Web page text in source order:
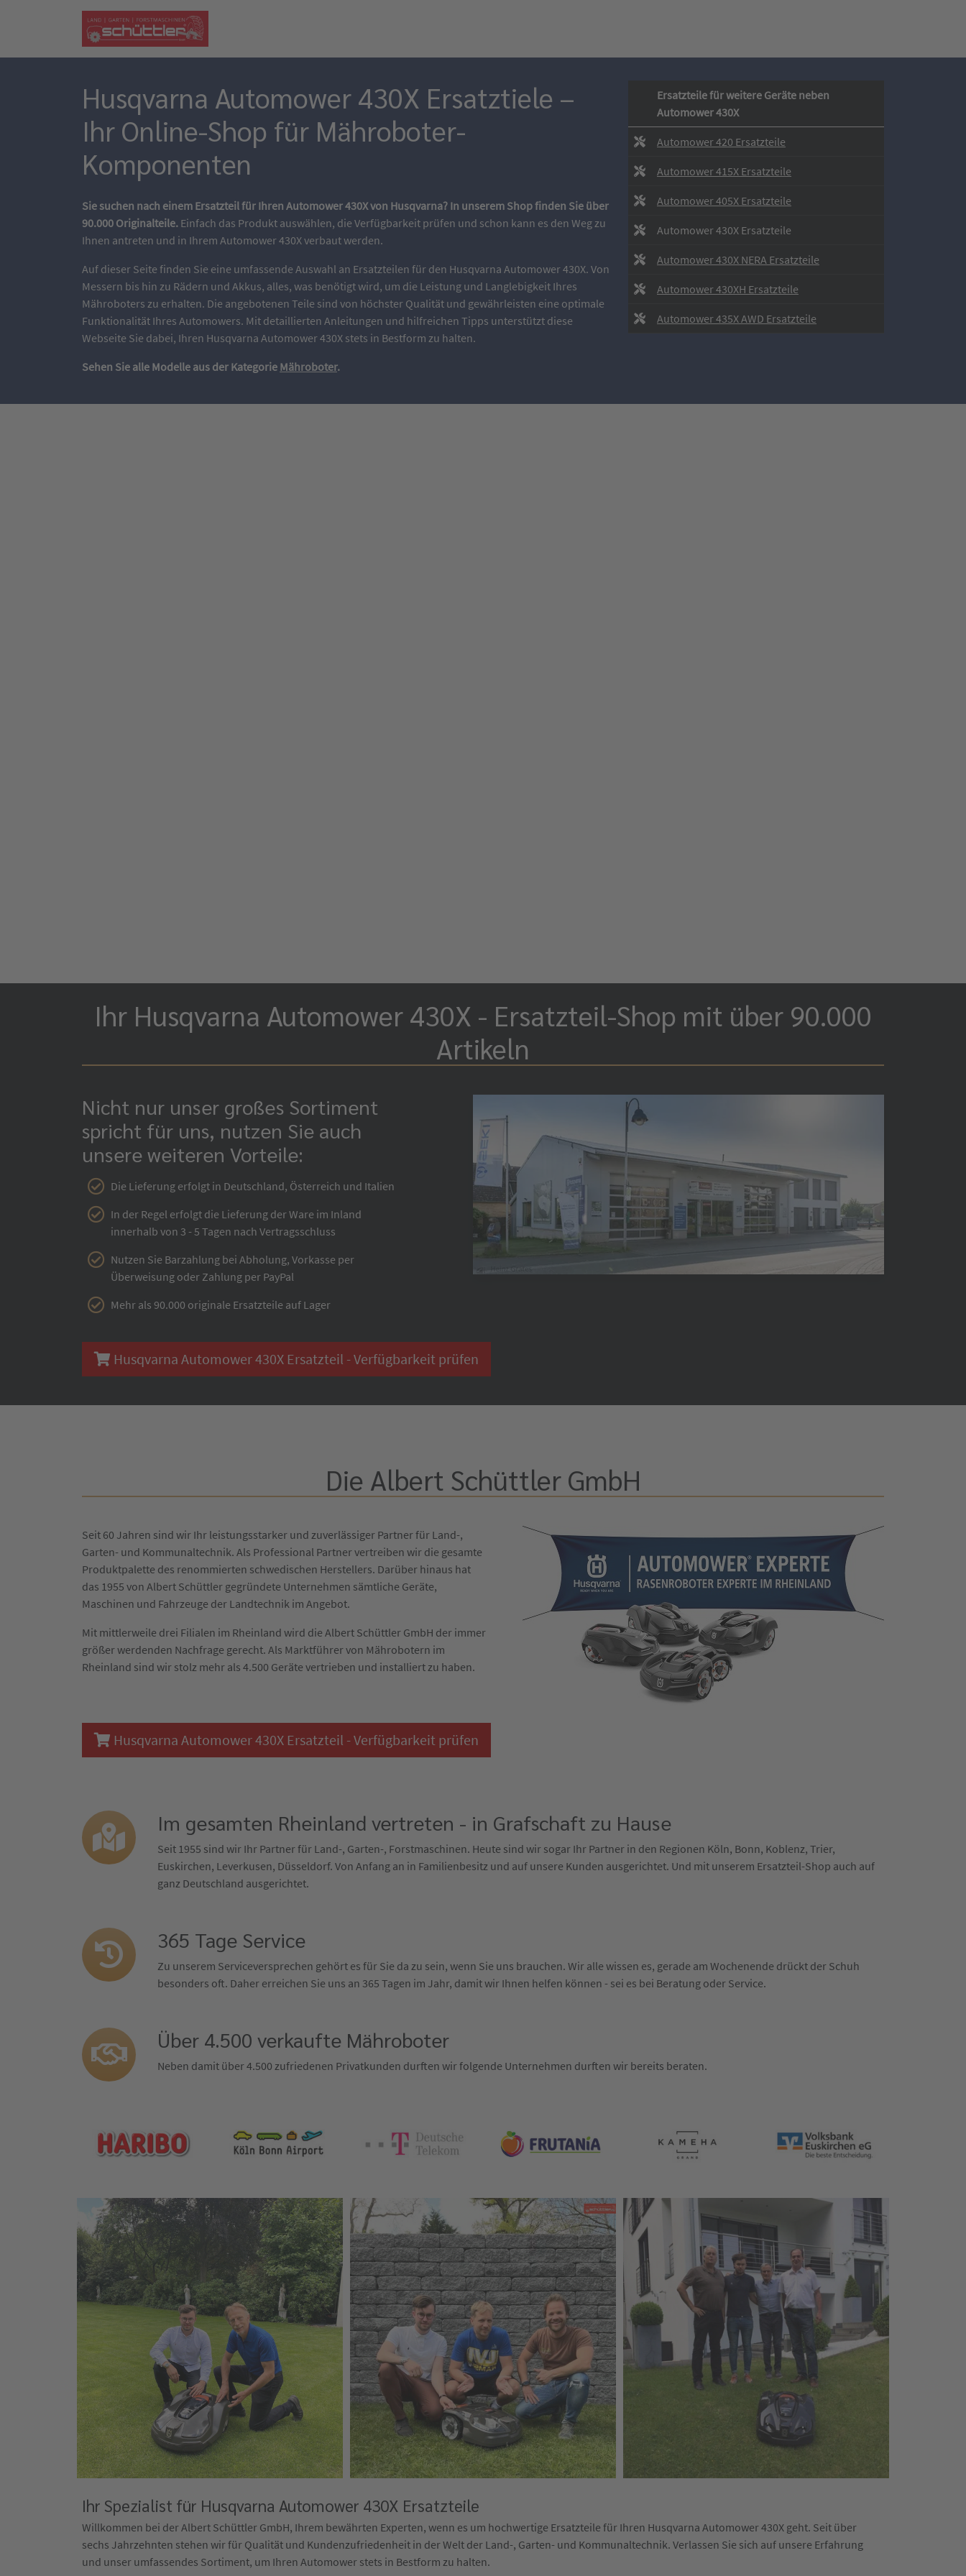
Husqvarna Automower 430X Ersatztiele –
Ihr Online-Shop für Mähroboter-
Komponenten
Sie suchen nach einem Ersatzteil für Ihren Automower 430X von Husqvarna? In unserem Shop finden Sie über
90.000 Originalteile. Einfach das Produkt auswählen, die Verfügbarkeit prüfen und schon kann es den Weg zu
Ihnen antreten und in Ihrem Automower 430X verbaut werden.
Auf dieser Seite finden Sie eine umfassende Auswahl an Ersatzteilen für den Husqvarna Automower 430X. Von
Messern bis hin zu Rädern und Akkus, alles, was benötigt wird, um die Leistung und Langlebigkeit Ihres
Mähroboters zu erhalten. Die angebotenen Teile sind von höchster Qualität und gewährleisten eine optimale
Funktionalität Ihres Automowers. Mit detaillierten Anleitungen und hilfreichen Tipps unterstützt diese
Webseite Sie dabei, Ihren Husqvarna Automower 430X stets in Bestform zu halten.
Sehen Sie alle Modelle aus der Kategorie Mähroboter.
Ersatzteile für weitere Geräte neben
Automower 430X
Automower 420 Ersatzteile
Automower 415X Ersatzteile
Automower 405X Ersatzteile
Automower 430X Ersatzteile
Automower 430X NERA Ersatzteile
Automower 430XH Ersatzteile
Automower 435X AWD Ersatzteile
Ihr Husqvarna Automower 430X - Ersatzteil-Shop mit über 90.000
Artikeln
Nicht nur unser großes Sortiment
spricht für uns, nutzen Sie auch
unsere weiteren Vorteile:
Die Lieferung erfolgt in Deutschland, Österreich und Italien
In der Regel erfolgt die Lieferung der Ware im Inland
innerhalb von 3 - 5 Tagen nach Vertragsschluss
Nutzen Sie Barzahlung bei Abholung, Vorkasse per
Überweisung oder Zahlung per PayPal
Mehr als 90.000 originale Ersatzteile auf Lager
Husqvarna Automower 430X Ersatzteil - Verfügbarkeit prüfen
Die Albert Schüttler GmbH
Seit 60 Jahren sind wir Ihr leistungsstarker und zuverlässiger Partner für Land-,
Garten- und Kommunaltechnik. Als Professional Partner vertreiben wir die gesamte
Produktpalette des renommierten schwedischen Herstellers. Darüber hinaus hat
das 1955 von Albert Schüttler gegründete Unternehmen sämtliche Geräte,
Maschinen und Fahrzeuge der Landtechnik im Angebot.
Mit mittlerweile drei Filialen im Rheinland wird die Albert Schüttler GmbH der immer
größer werdenden Nachfrage gerecht. Als Marktführer von Mährobotern im
Rheinland sind wir stolz mehr als 4.500 Geräte vertrieben und installiert zu haben.
Husqvarna Automower 430X Ersatzteil - Verfügbarkeit prüfen
Im gesamten Rheinland vertreten - in Grafschaft zu Hause
Seit 1955 sind wir Ihr Partner für Land-, Garten-, Forstmaschinen. Heute sind wir sogar Ihr Partner in den Regionen Köln, Bonn, Koblenz, Trier,
Euskirchen, Leverkusen, Düsseldorf. Von Anfang an in Familienbesitz und auf unsere Kunden ausgerichtet. Und mit unserem Ersatzteil-Shop auch auf
ganz Deutschland ausgerichtet.
365 Tage Service
Zu unserem Serviceversprechen gehört es für Sie da zu sein, wenn Sie uns brauchen. Wir alle wissen es, gerade am Wochenende drückt der Schuh
besonders oft. Daher erreichen Sie uns an 365 Tagen im Jahr, damit wir Ihnen helfen können - sei es bei Beratung oder Service.
Über 4.500 verkaufte Mähroboter
Neben damit über 4.500 zufriedenen Privatkunden durften wir folgende Unternehmen durften wir bereits beraten.
Ihr Spezialist für Husqvarna Automower 430X Ersatzteile
Willkommen bei der Albert Schüttler GmbH, Ihrem bewährten Experten, wenn es um hochwertige Ersatzteile für Ihren Husqvarna Automower 430X geht. Seit über
sechs Jahrzehnten stehen wir für Qualität und Kundenzufriedenheit in der Welt der Land-, Garten- und Kommunaltechnik. Verlassen Sie sich auf unsere Erfahrung
und unser umfassendes Sortiment, um Ihren Automower stets in Bestform zu halten.